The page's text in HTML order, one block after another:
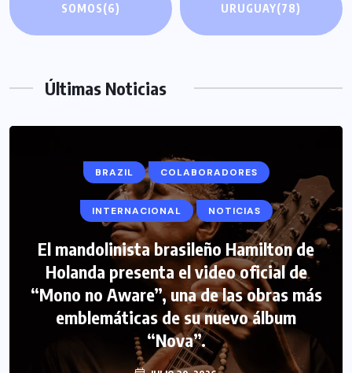
SOMOS(6) URUGUAY(78)
Últimas Noticias
BRAZIL COLABORADORES
INTERNACIONAL NOTICIAS
El mandolinista brasileño Hamilton de
Holanda presenta el video oficial de
“Mono no Aware”, una de las obras más
emblemáticas de su nuevo álbum
“Nova”.
COLABORADORES INTERNACIONAL
NOTICIAS PERIODISMO TURISTICO
FIPETUR se solidariza con Venezuela